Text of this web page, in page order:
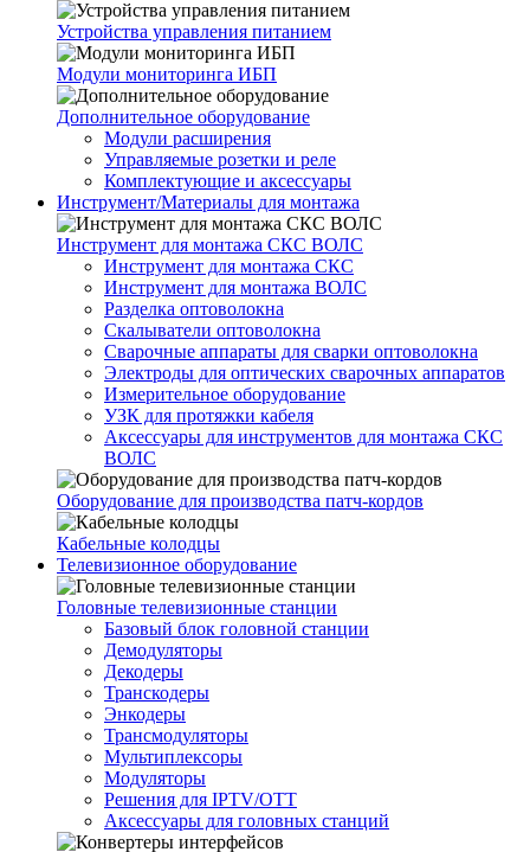
Устройства управления питанием
Модули мониторинга ИБП
Дополнительное оборудование
Модули расширения
Управляемые розетки и реле
Комплектующие и аксессуары
Инструмент/Материалы для монтажа
Инструмент для монтажа СКС ВОЛС
Инструмент для монтажа СКС
Инструмент для монтажа ВОЛС
Разделка оптоволокна
Скалыватели оптоволокна
Сварочные аппараты для сварки оптоволокна
Электроды для оптических сварочных аппаратов
Измерительное оборудование
УЗК для протяжки кабеля
Аксессуары для инструментов для монтажа СКС
ВОЛС
Оборудование для производства патч-кордов
Кабельные колодцы
Телевизионное оборудование
Головные телевизионные станции
Базовый блок головной станции
Демодуляторы
Декодеры
Транскодеры
Энкодеры
Трансмодуляторы
Мультиплексоры
Модуляторы
Решения для IPTV/OTT
Аксессуары для головных станций